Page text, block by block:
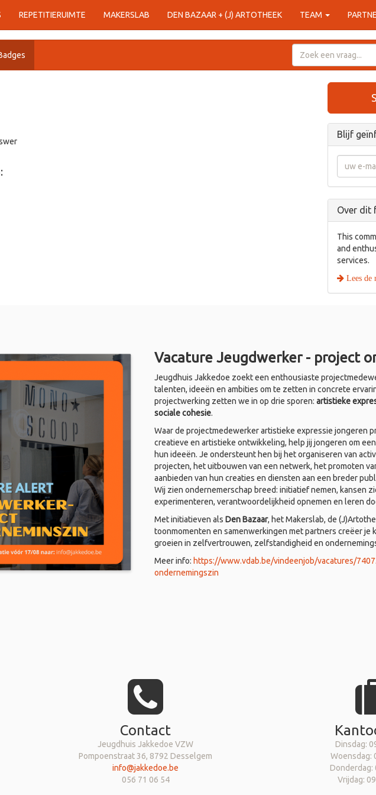
REPETITIERUIMTE MAKERSLAB DEN BAZAAR + (J) ARTOTHEEK TEAM
Blijf
Over dit
This
and
services.
Lees de
Vacature Jeugdwerker - project
Jeugdhuis Jakkedoe zoekt een enthousiaste
talenten, ideeën en ambities om te zetten in concrete
projectwerking zetten we in op drie sporen: artistieke
sociale cohesie.
Waar de projectmedewerker artistieke expressie jongeren
creatieve en artistieke ontwikkeling, help jij jongeren om
hun ideeën. Je ondersteunt hen bij het organiseren van
projecten, het uitbouwen van een netwerk, het promoten
aanbieden van hun creaties en diensten aan een breder
Wij zien ondernemerschap breed: initiatief nemen, kansen
experimenteren, verantwoordelijkheid opnemen en leren
Met initiatieven als Den Bazaar, het Makerslab, de
toonmomenten en samenwerkingen met partners creëer je
groeien in zelfvertrouwen, zelfstandigheid en
Meer info: https://www.vdab.be/vindeenjob/vacatures/
ondernemingszin
Contact
Jeugdhuis Jakkedoe VZW
Pompoenstraat 36, 8792 Desselgem
info@jakkedoe.be
056 71 06 54
Dinsdag:
Woensdag:
Donderdag:
Vrijdag: